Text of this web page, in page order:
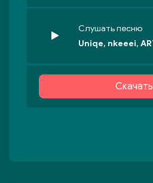
Слушать песню
Скачать